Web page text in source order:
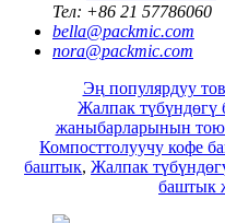
Тел: +86 21 57786060
bella@packmic.com
nora@packmic.com
Эң популярдуу
Жалпак түбүндөгү
жаныбарларынын
Компосттолуучу кофе
баштык, Жалпак
баштык